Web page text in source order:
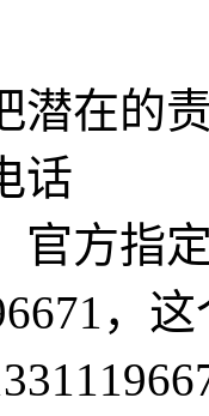
潜在的
话
官方指
，